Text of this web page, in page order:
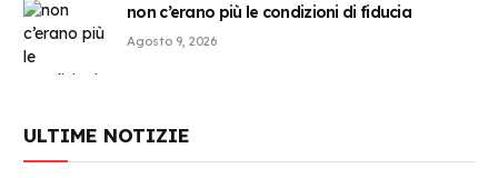
non c’erano più le condizioni di fiducia
Agosto 9, 2026
ULTIME NOTIZIE